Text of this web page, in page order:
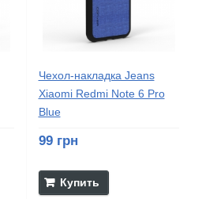
Чехол-накладка Jeans
Xiaomi Redmi Note 6 Pro
Blue
99 грн
Купить